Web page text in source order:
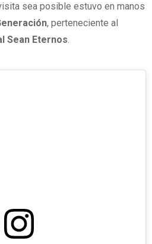
sea posible estuvo en manos
, perteneciente al
Sean Eternos.